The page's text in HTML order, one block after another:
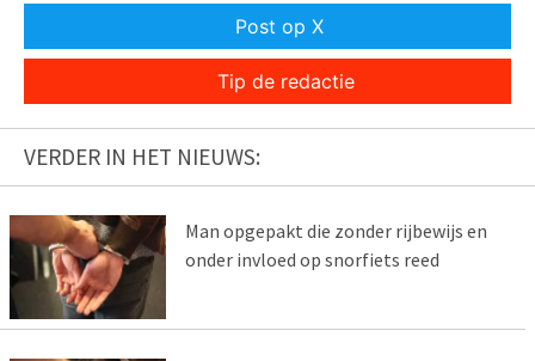
Post op X
Tip de redactie
VERDER IN HET NIEUWS:
Man opgepakt die zonder rijbewijs en
onder invloed op snorfiets reed